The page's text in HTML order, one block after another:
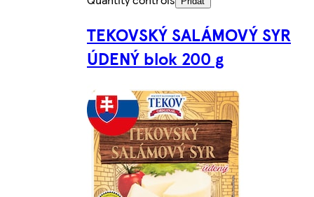
TEKOVSKÝ SALÁMOVÝ SYR
ÚDENÝ blok 200 g